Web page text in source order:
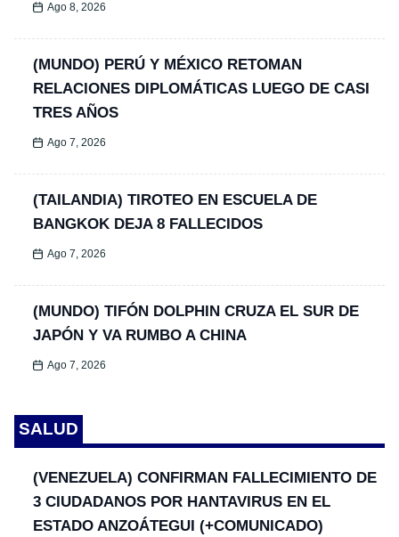
Ago 8, 2026
(MUNDO) PERÚ Y MÉXICO RETOMAN
RELACIONES DIPLOMÁTICAS LUEGO DE CASI
TRES AÑOS
Ago 7, 2026
(TAILANDIA) TIROTEO EN ESCUELA DE
BANGKOK DEJA 8 FALLECIDOS
Ago 7, 2026
(MUNDO) TIFÓN DOLPHIN CRUZA EL SUR DE
JAPÓN Y VA RUMBO A CHINA
Ago 7, 2026
SALUD
(VENEZUELA) CONFIRMAN FALLECIMIENTO DE
3 CIUDADANOS POR HANTAVIRUS EN EL
ESTADO ANZOÁTEGUI (+COMUNICADO)